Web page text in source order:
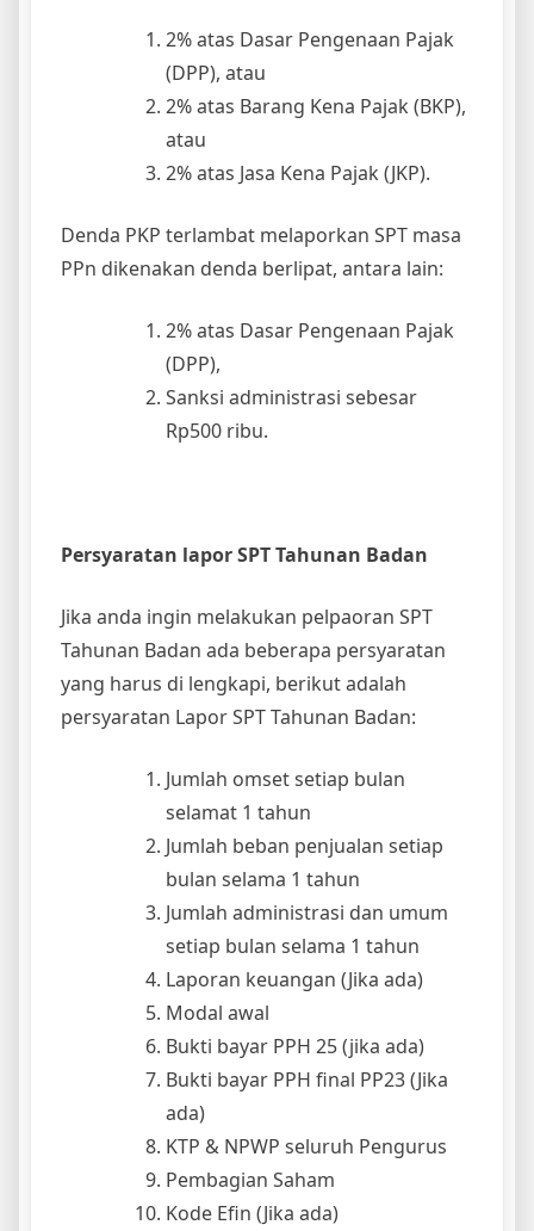
2% atas Dasar Pengenaan Pajak
(DPP), atau
2% atas Barang Kena Pajak (BKP),
atau
2% atas Jasa Kena Pajak (JKP).
Denda PKP terlambat melaporkan SPT masa
PPn dikenakan denda berlipat, antara lain:
2% atas Dasar Pengenaan Pajak
(DPP),
Sanksi administrasi sebesar
Rp500 ribu.
Persyaratan lapor SPT Tahunan Badan
Jika anda ingin melakukan pelpaoran SPT
Tahunan Badan ada beberapa persyaratan
yang harus di lengkapi, berikut adalah
persyaratan Lapor SPT Tahunan Badan:
Jumlah omset setiap bulan
selamat 1 tahun
Jumlah beban penjualan setiap
bulan selama 1 tahun
Jumlah administrasi dan umum
setiap bulan selama 1 tahun
Laporan keuangan (Jika ada)
Modal awal
Bukti bayar PPH 25 (jika ada)
Bukti bayar PPH final PP23 (Jika
ada)
KTP & NPWP seluruh Pengurus
Pembagian Saham
Kode Efin (Jika ada)